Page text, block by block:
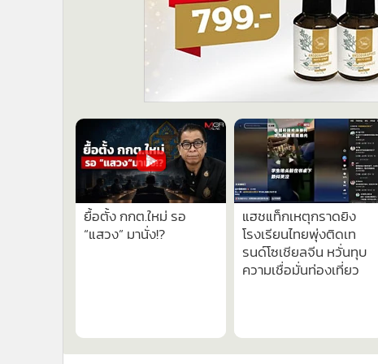
ยื้อตั้ง กกต.ใหม่ รอ
“แสวง” มานั่ง!?
แฮชแท็กเหตุกราดยิง
โรงเรียนไทยพุ่งติดเท
รนด์โซเชียลจีน หวั่นทุบ
ความเชื่อมั่นท่องเที่ยว